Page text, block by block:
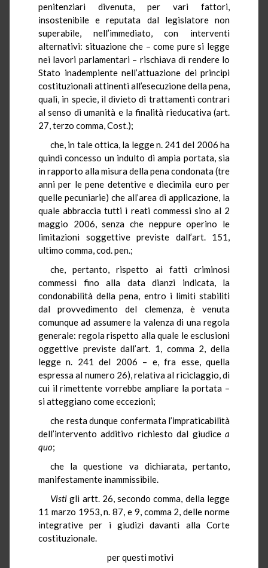
penitenziari divenuta, per vari fattori,
insostenibile e reputata dal legislatore non
superabile, nell’immediato, con interventi
alternativi: situazione che – come pure si legge
nei lavori parlamentari – rischiava di rendere lo
Stato inadempiente nell’attuazione dei principi
costituzionali attinenti all’esecuzione della pena,
quali, in specie, il divieto di trattamenti contrari
al senso di umanità e la finalità rieducativa (art.
27, terzo comma, Cost.);
che, in tale ottica, la legge n. 241 del 2006 ha
quindi concesso un indulto di ampia portata, sia
in rapporto alla misura della pena condonata (tre
anni per le pene detentive e diecimila euro per
quelle pecuniarie) che all’area di applicazione, la
quale abbraccia tutti i reati commessi sino al 2
maggio 2006, senza che neppure operino le
limitazioni soggettive previste dall’art. 151,
ultimo comma, cod. pen.;
che, pertanto, rispetto ai fatti criminosi
commessi fino alla data dianzi indicata, la
condonabilità della pena, entro i limiti stabiliti
dal provvedimento del clemenza, è venuta
comunque ad assumere la valenza di una regola
generale: regola rispetto alla quale le esclusioni
oggettive previste dall’art. 1, comma 2, della
legge n. 241 del 2006 – e, fra esse, quella
espressa al numero 26), relativa al riciclaggio, di
cui il rimettente vorrebbe ampliare la portata –
si atteggiano come eccezioni;
che resta dunque confermata l’impraticabilità
dell’intervento additivo richiesto dal giudice a
quo;
che la questione va dichiarata, pertanto,
manifestamente inammissibile.
Visti gli artt. 26, secondo comma, della legge
11 marzo 1953, n. 87, e 9, comma 2, delle norme
integrative per i giudizi davanti alla Corte
costituzionale.
per questi motivi